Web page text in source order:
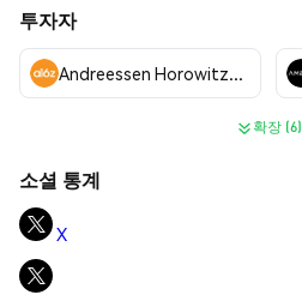
투자자
Andreessen Horowitz (a16z)
확장 (6)
소셜 통계
X